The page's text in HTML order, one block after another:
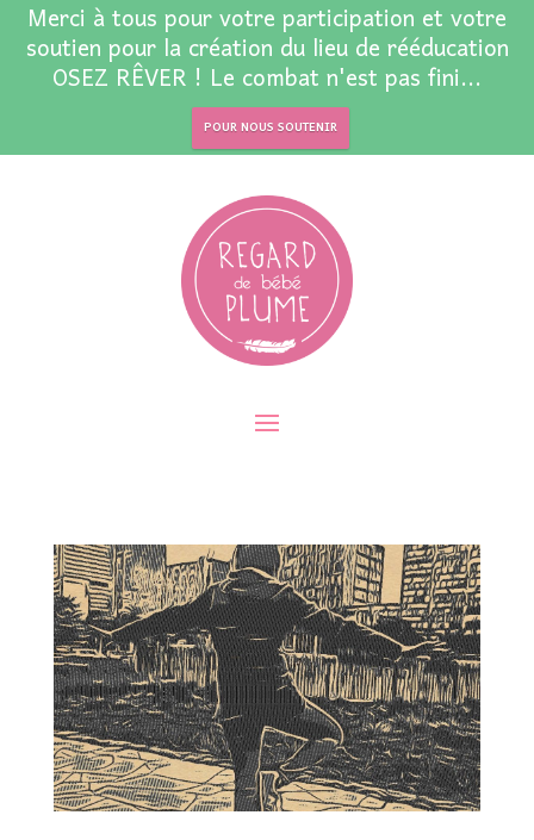
Merci à tous pour votre participation et votre
soutien pour la création du lieu de rééducation
OSEZ RÊVER ! Le combat n'est pas fini...
POUR NOUS SOUTENIR